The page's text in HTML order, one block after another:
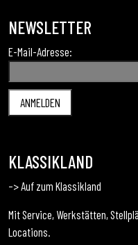
NEWSLETTER
E-Mail-Adresse:
KLASSIKLAND
–> Auf zum Klassikland
Mit Service, Werkstätten,
Locations.